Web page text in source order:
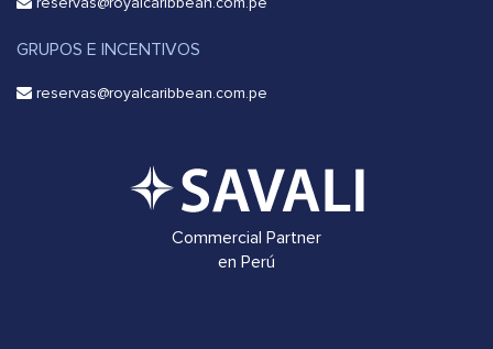
GRUPOS E INCENTIVOS
reservas@royalcaribbean.com.pe
Commercial Partner
en Perú